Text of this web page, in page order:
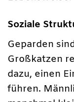
Soziale
Geparden
Großkatzen
dazu, einen
führen.